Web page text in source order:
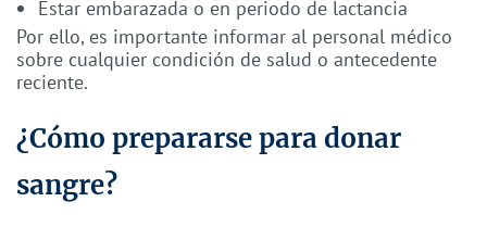
Estar embarazada o en periodo de lactancia
Por ello, es importante informar al personal médico
sobre cualquier condición de salud o antecedente
reciente.
¿Cómo prepararse para donar
sangre?